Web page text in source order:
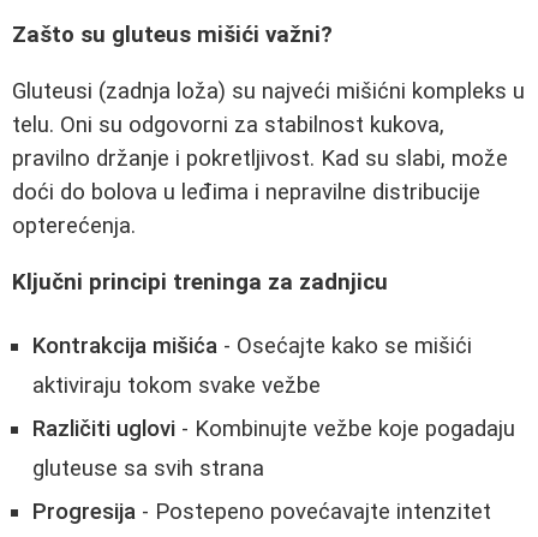
Zašto su gluteus mišići važni?
Gluteusi (zadnja loža) su najveći mišićni kompleks u
telu. Oni su odgovorni za stabilnost kukova,
pravilno držanje i pokretljivost. Kad su slabi, može
doći do bolova u leđima i nepravilne distribucije
opterećenja.
Ključni principi treninga za zadnjicu
Kontrakcija mišića - Osećajte kako se mišići
aktiviraju tokom svake vežbe
Različiti uglovi - Kombinujte vežbe koje pogadaju
gluteuse sa svih strana
Progresija - Postepeno povećavajte intenzitet